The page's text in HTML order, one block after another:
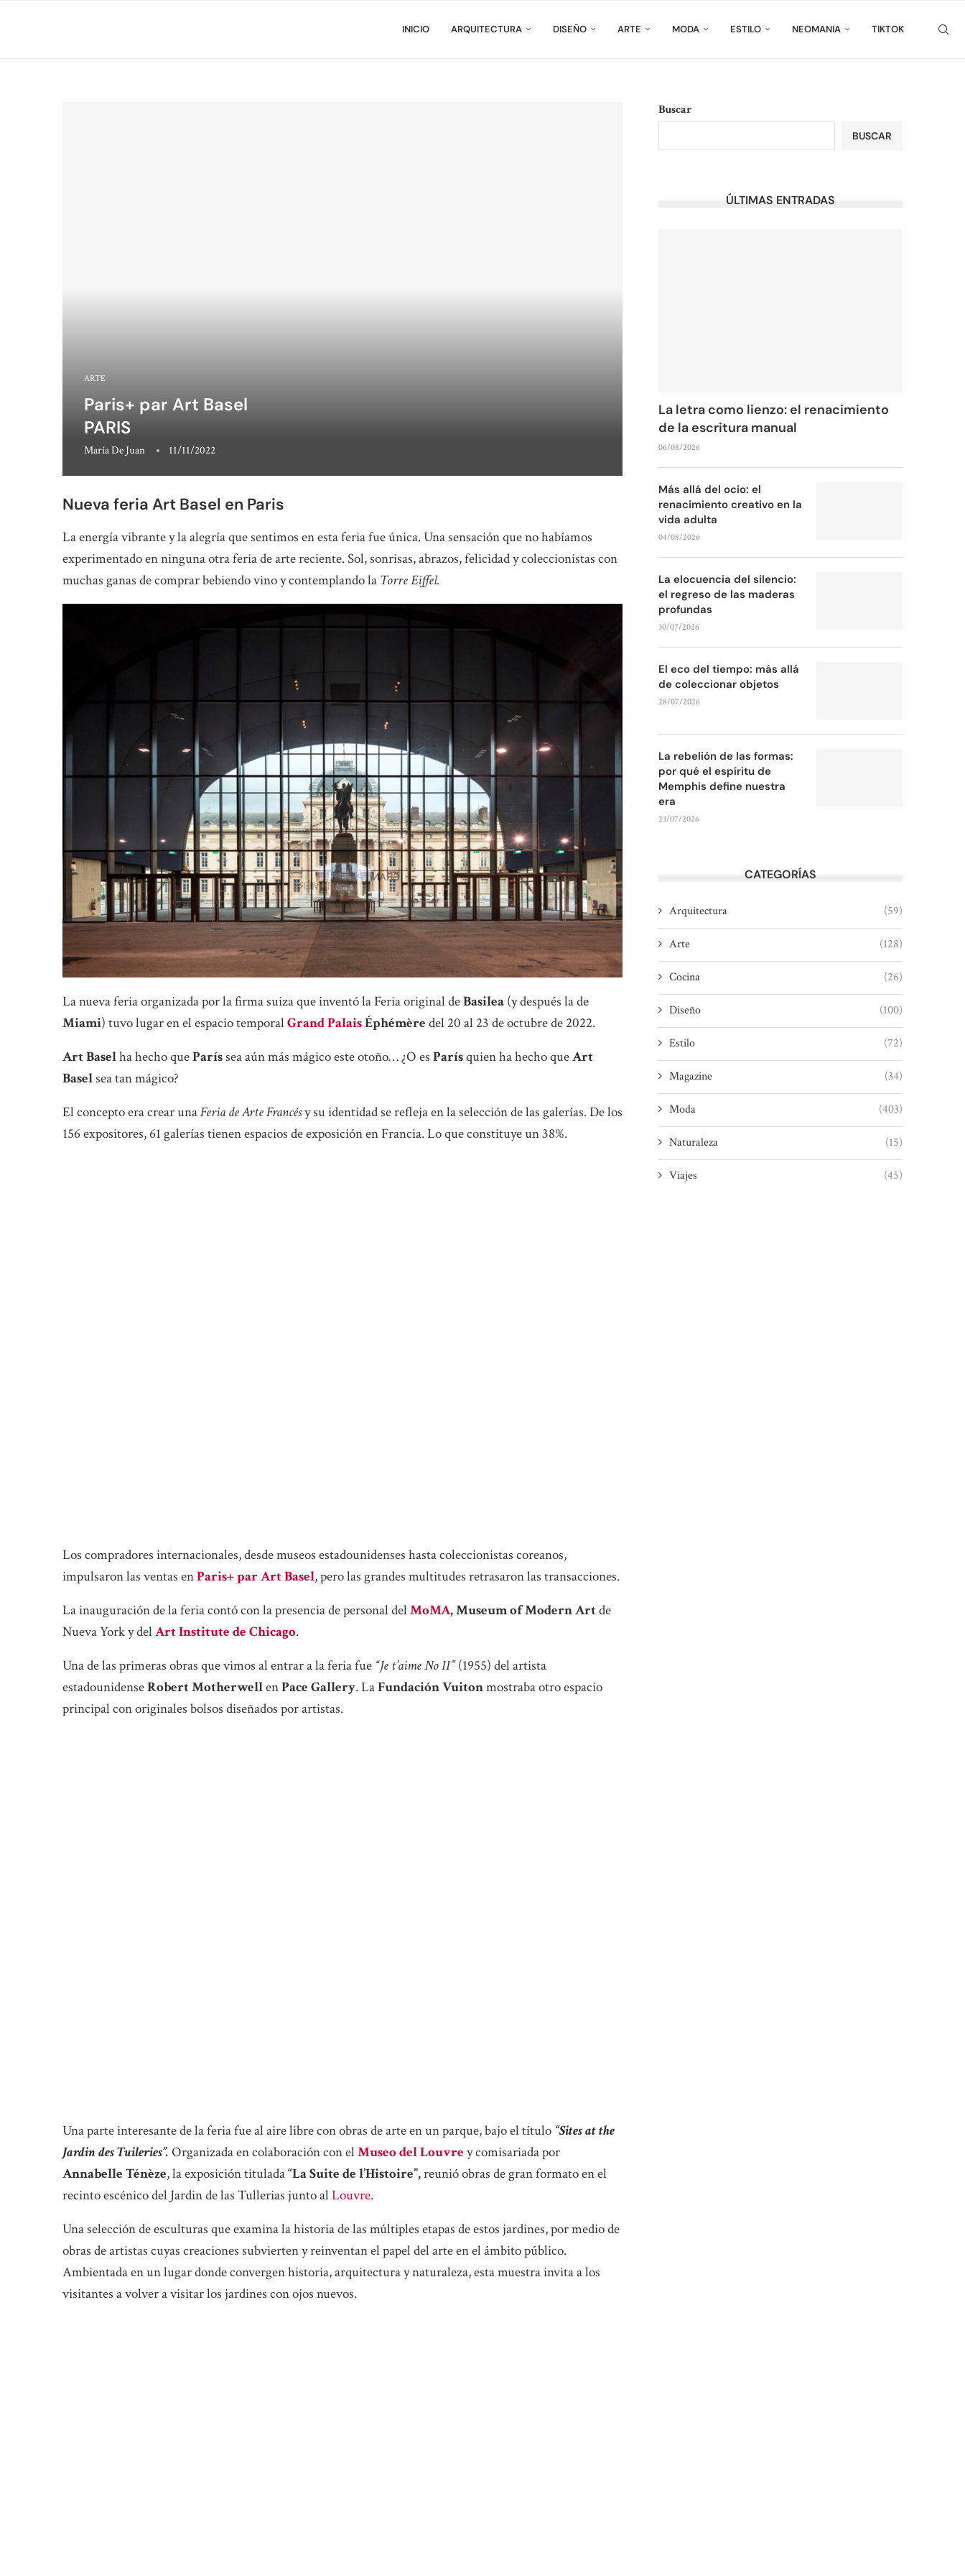
INICIO ARQUITECTURA DISEÑO ARTE MODA ESTILO NEOMANIA TIKTOK
ARTE
Paris+ par Art Basel
PARIS
María De Juan 11/11/2022
Nueva feria Art Basel en Paris
La energía vibrante y la alegría que sentimos en esta feria fue única. Una sensación que no habíamos
experimentado en ninguna otra feria de arte reciente. Sol, sonrisas, abrazos, felicidad y coleccionistas con
muchas ganas de comprar bebiendo vino y contemplando la Torre Eiffel.
La nueva feria organizada por la firma suiza que inventó la Feria original deBasilea (y después la de
Miami) tuvo lugar en el espacio temporalGrand PalaisÉphémère del 20 al 23 de octubre de 2022.
Art Baselha hecho queParíssea aún más mágico este otoño… ¿O es Parísquien ha hecho queArt
Baselsea tan mágico?
El concepto era crear unaFeria de Arte Francésy su identidad se refleja en la selección de las galerías. De los
156 expositores, 61 galerías tienen espacios de exposición en Francia. Lo que constituye un 38%.
Los compradores internacionales, desde museos estadounidenses hasta coleccionistas coreanos,
impulsaron las ventas enParis+ par Art Basel, pero las grandes multitudes retrasaron las transacciones.
La inauguración de la feria contó con la presencia de personal delMoMA, Museum of Modern Artde
Nueva York y delArt Institute de Chicago.
Una de las primeras obras que vimos al entrar a la feria fue “Je t’aime No II”(1955) del artista
estadounidenseRobert MotherwellenPace Gallery. LaFundación Vuitonmostraba otro espacio
principal con originales bolsos diseñados por artistas.
Una parte interesante de la feria fue al aire libre con obras de arte en un parque, bajo el título “Sites at the
Jardin des Tuileries”. Organizada en colaboración con elMuseo del Louvre y comisariada por
Annabelle Ténèze, la exposición titulada“La Suite de l’Histoire”,reunió obras de gran formato en el
recinto escénico del Jardin de las Tullerias junto alLouvre.
Una selección de esculturas que examina la historia de las múltiples etapas de estos jardines, por medio de
obras de artistas cuyas creaciones subvierten y reinventan el papel del arte en el ámbito público.
Ambientada en un lugar donde convergen historia, arquitectura y naturaleza, esta muestra invita a los
visitantes a volver a visitar los jardines con ojos nuevos.
Buscar
BUSCAR
ÚLTIMAS ENTRADAS
La letra como lienzo: el renacimiento
de la escritura manual
06/08/2026
Más allá del ocio: el
renacimiento creativo en la
vida adulta
04/08/2026
La elocuencia del silencio:
el regreso de las maderas
profundas
30/07/2026
El eco del tiempo: más allá
de coleccionar objetos
28/07/2026
La rebelión de las formas:
por qué el espíritu de
Memphis define nuestra
era
23/07/2026
CATEGORÍAS
Arquitectura (59)
Arte (128)
Cocina (26)
Diseño (100)
Estilo (72)
Magazine (34)
Moda (403)
Naturaleza (15)
Viajes (45)